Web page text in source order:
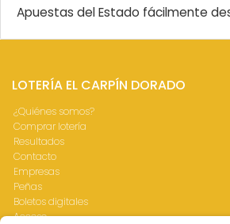
Apuestas del Estado fácilmente
LOTERÍA EL CARPÍN DORADO
¿Quiénes somos?
Comprar lotería
Resultados
Contacto
Empresas
Peñas
Boletos digitales
Acceso